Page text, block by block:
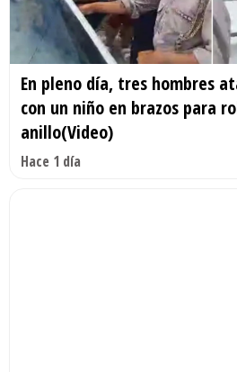
En pleno día, tres hombres
con un niño en brazos para
anillo(Video)
Hace 1 día